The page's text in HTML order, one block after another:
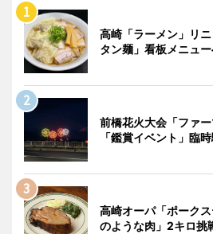
高崎「ラーメン」リ
タン麺」看板メニュ
前橋花火大会「ファ
「鑑賞イベント」臨
高崎オーパ「ポーク
のような肉」2キロ挑